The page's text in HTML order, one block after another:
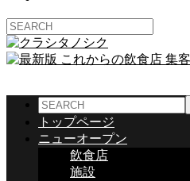
トップページ
ニューオープン
飲食店
施設